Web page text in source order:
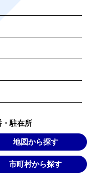
・駐在所
地図から探す
市町村から探す